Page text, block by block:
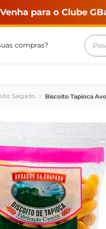
Venha para o Clube
compras?
Salgado Biscoito Tapioca